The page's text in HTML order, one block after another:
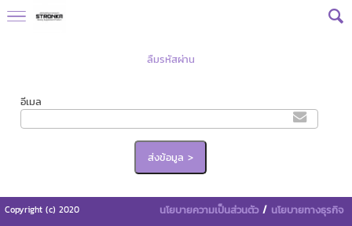
ลืมรหัสผ่าน
อีเมล
Copyright (c) 2020 นโยบายความเป็นส่วนตัว/ นโยบายทางธุรกิจ